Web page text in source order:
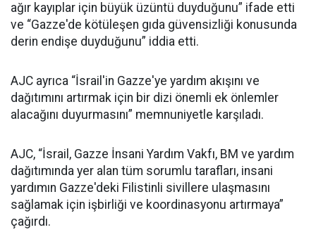
ağır kayıplar için büyük üzüntü duyduğunu” ifade etti
ve “Gazze'de kötüleşen gıda güvensizliği konusunda
derin endişe duyduğunu” iddia etti.
AJC ayrıca “İsrail'in Gazze'ye yardım akışını ve
dağıtımını artırmak için bir dizi önemli ek önlemler
alacağını duyurmasını” memnuniyetle karşıladı.
AJC, “İsrail, Gazze İnsani Yardım Vakfı, BM ve yardım
dağıtımında yer alan tüm sorumlu tarafları, insani
yardımın Gazze'deki Filistinli sivillere ulaşmasını
sağlamak için işbirliği ve koordinasyonu artırmaya”
çağırdı.